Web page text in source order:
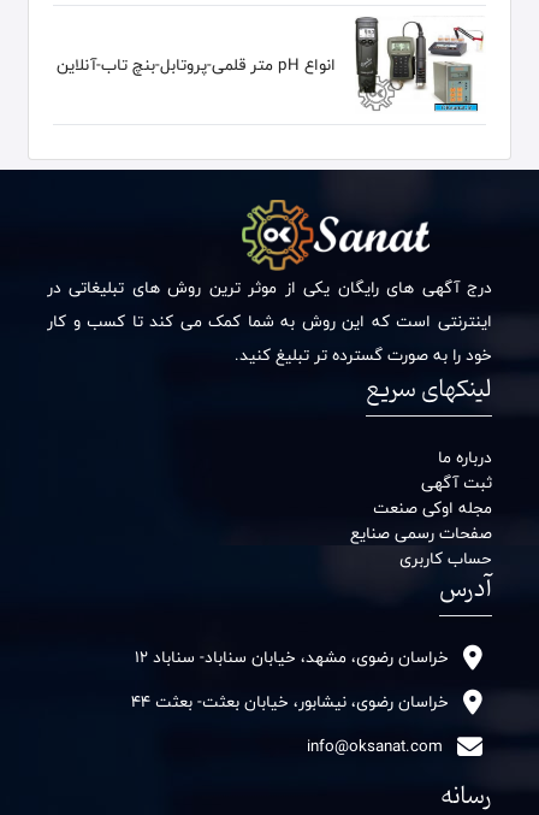
انواع pH متر قلمی-پروتابل-بنچ تاب-آنلاین
درج آگهی های رایگان یکی از موثر ترین روش های تبلیغاتی در
اینترنتی است که این روش به شما کمک می کند تا کسب و کار
خود را به صورت گسترده تر تبلیغ کنید.
لینکهای سریع
درباره ما
ثبت آگهی
مجله اوکی صنعت
صفحات رسمی صنایع
حساب کاربری
آدرس
خراسان رضوی، مشهد، خیابان سناباد- سناباد 12
خراسان رضوی، نیشابور، خیابان بعثت- بعثت 44
رسانه